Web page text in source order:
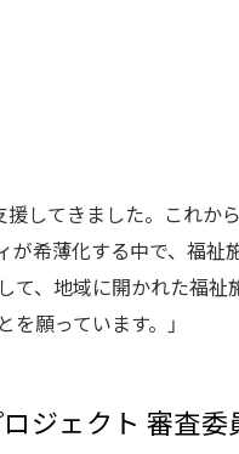
してきました。これか
希薄化する中で、福祉
て、地域に開かれた福祉
願っています。」
ジェクト 審査委